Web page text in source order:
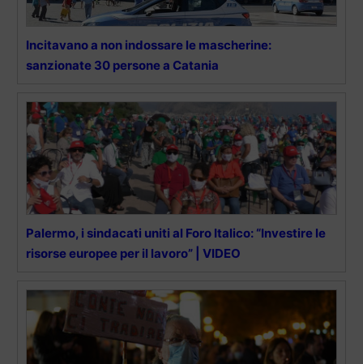
Incitavano a non indossare le mascherine:
sanzionate 30 persone a Catania
Palermo, i sindacati uniti al Foro Italico: “Investire le
risorse europee per il lavoro” | VIDEO